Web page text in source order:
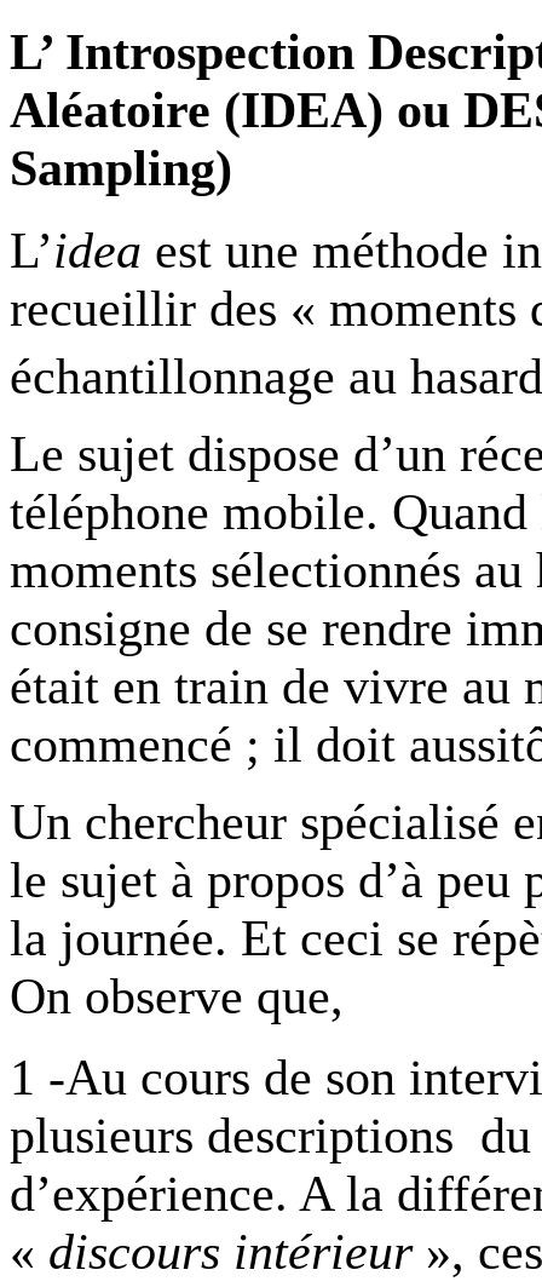
L’ Introspection
Aléatoire (IDEA) ou
Sampling)
L’idea est une méthode
recueillir des « moments
échantillonnage au hasard
Le sujet dispose d’un
téléphone mobile.
moments sélectionnés
consigne de se rendre
était en train de vivre au
commencé ; il doit
Un chercheur spécialisé
le sujet à propos d’à
la journée. Et ceci se
On observe que,
1 -Au cours de son
plusieurs descriptions
d’expérience. A la
« discours intérieur»,